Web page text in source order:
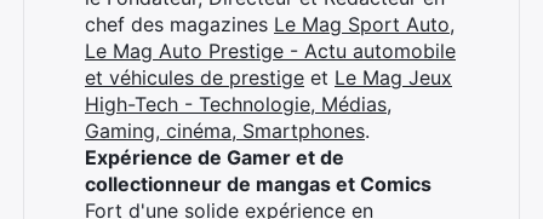
chef des magazines Le Mag Sport Auto,
Le Mag Auto Prestige - Actu automobile
et véhicules de prestige et Le Mag Jeux
High-Tech - Technologie, Médias,
Gaming, cinéma, Smartphones.
Expérience de Gamer et de
collectionneur de mangas et Comics
Fort d'une solide expérience en
Rechercher